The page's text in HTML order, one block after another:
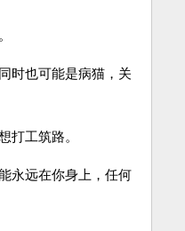
时也可能是病猫，关
工筑路。
永远在你身上，任何